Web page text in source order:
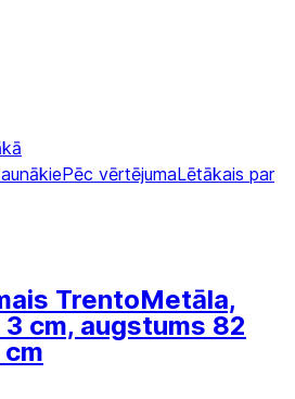
Pēc vērtējumaLētākais par
TrentoMetāla,
cm, augstums 82